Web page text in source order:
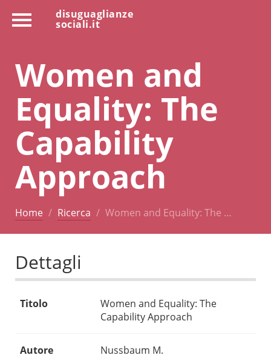
disuguaglianze
sociali.it
Women and
Equality: The
Capability
Approach
Home Ricerca Women and Equality: The …
Dettagli
Titolo
Women and Equality: The
Capability Approach
Autore Nussbaum M.